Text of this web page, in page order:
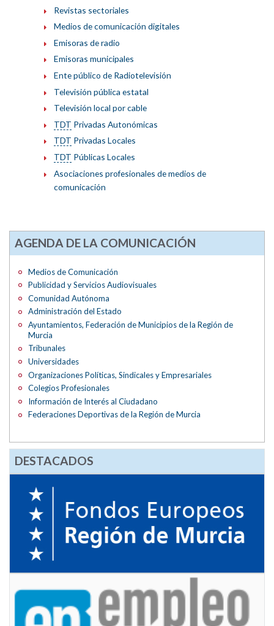
Revistas sectoriales
Medios de comunicación digitales
Emisoras de radio
Emisoras municipales
Ente público de Radiotelevisión
Televisión pública estatal
Televisión local por cable
TDT Privadas Autonómicas
TDT Privadas Locales
TDT Públicas Locales
Asociaciones profesionales de medios de
comunicación
AGENDA DE LA COMUNICACIÓN
Medios de Comunicación
Publicidad y Servicios Audiovisuales
Comunidad Autónoma
Administración del Estado
Ayuntamientos, Federación de Municipios de la Región de
Murcia
Tribunales
Universidades
Organizaciones Políticas, Sindicales y Empresariales
Colegios Profesionales
Información de Interés al Ciudadano
Federaciones Deportivas de la Región de Murcia
DESTACADOS